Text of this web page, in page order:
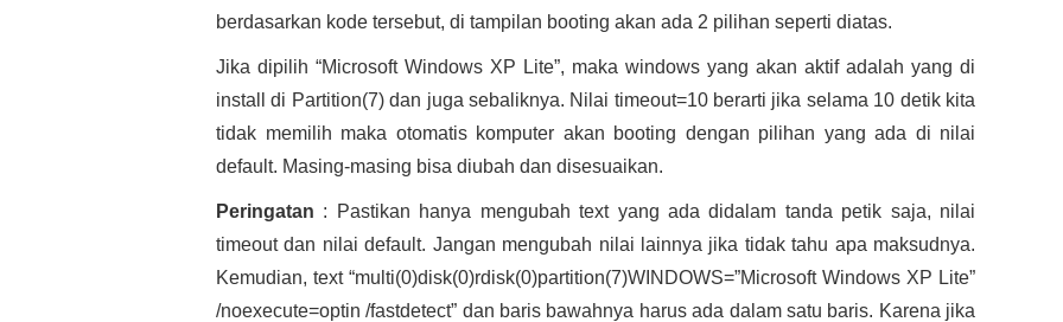
berdasarkan kode tersebut, di tampilan booting akan ada 2 pilihan seperti diatas.
Jika dipilih “Microsoft Windows XP Lite”, maka windows yang akan aktif adalah yang di
install di Partition(7) dan juga sebaliknya. Nilai timeout=10 berarti jika selama 10 detik kita
tidak memilih maka otomatis komputer akan booting dengan pilihan yang ada di nilai
default. Masing-masing bisa diubah dan disesuaikan.
Peringatan : Pastikan hanya mengubah text yang ada didalam tanda petik saja, nilai
timeout dan nilai default. Jangan mengubah nilai lainnya jika tidak tahu apa maksudnya.
Kemudian, text “multi(0)disk(0)rdisk(0)partition(7)WINDOWS=”Microsoft Windows XP Lite”
/noexecute=optin /fastdetect” dan baris bawahnya harus ada dalam satu baris. Karena jika